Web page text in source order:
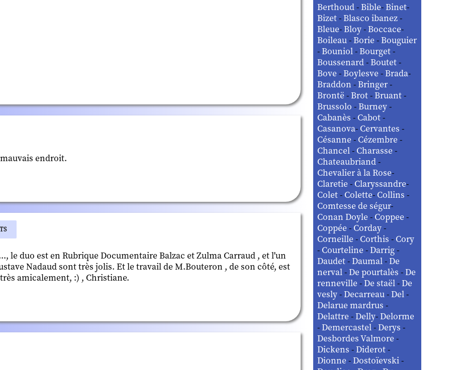
endroit.
le duo est en Rubrique Documentaire Balzac et Zulma Carraud , et l'un
Nadaud sont très jolis. Et le travail de M.Bouteron , de son côté, est
amicalement, :) , Christiane.
Berthoud-Bible-Binet-
Bizet-Blasco ibanez-
Bleue-Bloy-Boccace-
Boileau-Borie-Bouguier
-Bouniol-Bourget-
Boussenard-Boutet-
Bove-Boylesve-Brada-
Braddon-Bringer-
Brontë-Brot-Bruant-
Brussolo-Burney-
Cabanès- Cabot-
Casanova- Cervantes-
Césanne- Cézembre-
Chancel- Charasse-
Chateaubriand-
Chevalier à la Rose-
Claretie- Claryssandre-
Colet- Colette- Collins-
Comtesse de ségur-
Conan Doyle- Coppee-
Coppée- Corday-
Corneille- Corthis- Cory
- Courteline-Darrig-
Daudet-Daumal-De
nerval-De pourtalès-De
renneville-De staël-De
vesly-Decarreau-Del-
Delarue mardrus-
Delattre-Delly-Delorme
-Demercastel-Derys-
Desbordes Valmore-
Dickens-Diderot-
Dionne-Dostoïevski-